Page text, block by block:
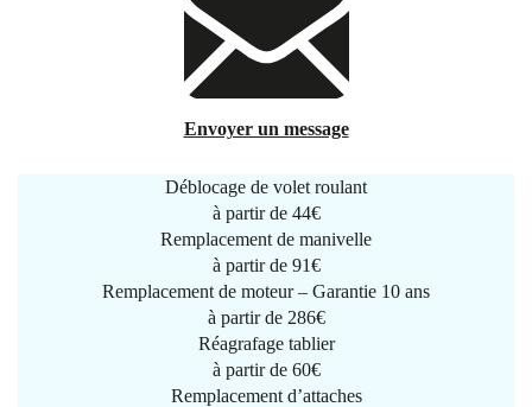
Envoyer un message
Déblocage de volet roulant
à partir de 44€
Remplacement de manivelle
à partir de 91€
Remplacement de moteur – Garantie 10 ans
à partir de 286€
Réagrafage tablier
à partir de 60€
Remplacement d’attaches